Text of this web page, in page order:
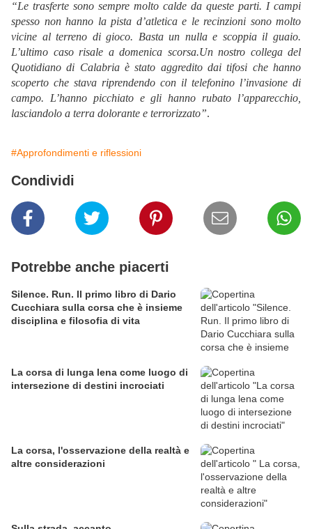
“Le trasferte sono sempre molto calde da queste parti. I campi
spesso non hanno la pista d’atletica e le recinzioni sono molto
vicine al terreno di gioco. Basta un nulla e scoppia il guaio.
L’ultimo caso risale a domenica scorsa.Un nostro collega del
Quotidiano di Calabria è stato aggredito dai tifosi che hanno
scoperto che stava riprendendo con il telefonino l’invasione di
campo. L’hanno picchiato e gli hanno rubato l’apparecchio,
lasciandolo a terra dolorante e terrorizzato”.
#Approfondimenti e riflessioni
Condividi
Potrebbe anche piacerti
Silence. Run. Il primo libro di Dario
Cucchiara sulla corsa che è insieme
disciplina e filosofia di vita
La corsa di lunga lena come luogo di
intersezione di destini incrociati
La corsa, l'osservazione della realtà e
altre considerazioni